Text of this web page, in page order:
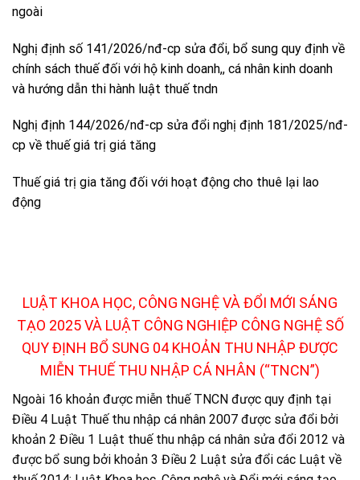
ngoài
Nghị định số 141/2026/nđ-cp sửa đổi, bổ sung quy định về
chính sách thuế đối với hộ kinh doanh,, cá nhân kinh doanh
và hướng dẫn thi hành luật thuế tndn
Nghị định 144/2026/nđ-cp sửa đổi nghị định 181/2025/nđ-
cp về thuế giá trị giá tăng
Thuế giá trị gia tăng đối với hoạt động cho thuê lại lao
động
LUẬT KHOA HỌC, CÔNG NGHỆ VÀ ĐỔI MỚI SÁNG
TẠO 2025 VÀ LUẬT CÔNG NGHIỆP CÔNG NGHỆ SỐ
QUY ĐỊNH BỔ SUNG 04 KHOẢN THU NHẬP ĐƯỢC
MIỄN THUẾ THU NHẬP CÁ NHÂN (“TNCN”)
Ngoài 16 khoản được miễn thuế TNCN được quy định tại
Điều 4 Luật Thuế thu nhập cá nhân 2007 được sửa đổi bởi
khoản 2 Điều 1 Luật thuế thu nhập cá nhân sửa đổi 2012 và
được bổ sung bởi khoản 3 Điều 2 Luật sửa đổi các Luật về